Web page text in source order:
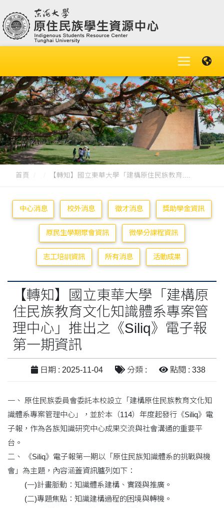
首頁 【轉知】國立東華大學「建構原住民族教育....
中心消息 校外消息 徵才消息 獎助學金資訊
原民生學期聚會資訊 微學分課程資訊
志工培訓資訊 所有消息 活動成果
【轉知】國立東華大學「建構原
住民族教育文化知識體系專案管
理中心」推出之《Siliq》電子報
第一期資訊
日期 : 2025-11-04 分類 : 點閱 : 338
一、 原住民族委員會委託本校設立「建構原住民族教育文化知
識體系專案管理中心」，並於本（114）年度起發行《Siliq》電
子報，作為各族知識研究中心成果交流與社會溝通的重要平
台。
二、 《Siliq》電子報第一期以「原住民族知識體系的挑戰與機
會」為主題，內容涵蓋資訊臚列如下：
(一)計畫脈動：知識體系建構、實踐與推廣。
(二)專題焦點：知識建構過程的困境與轉機。